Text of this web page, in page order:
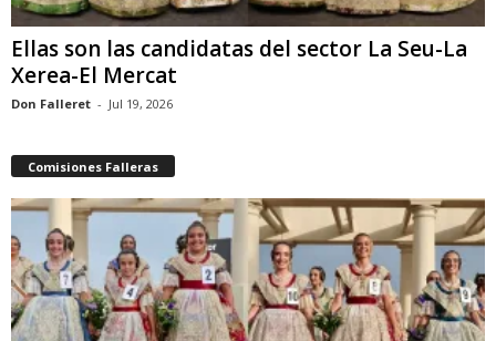
Ellas son las candidatas del sector La Seu-La
Xerea-El Mercat
Don Falleret - Jul 19, 2026
Comisiones Falleras